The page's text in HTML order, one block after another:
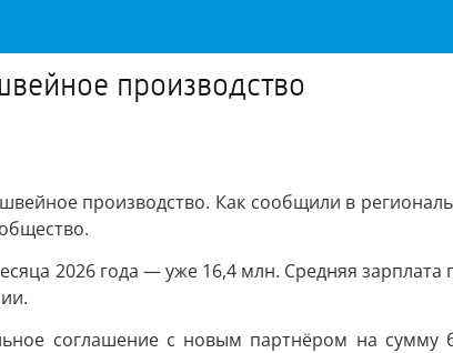
производство
производство. Как сообщили в
2026 года — уже 16,4 млн. Средняя
соглашение с новым партнёром на сумму